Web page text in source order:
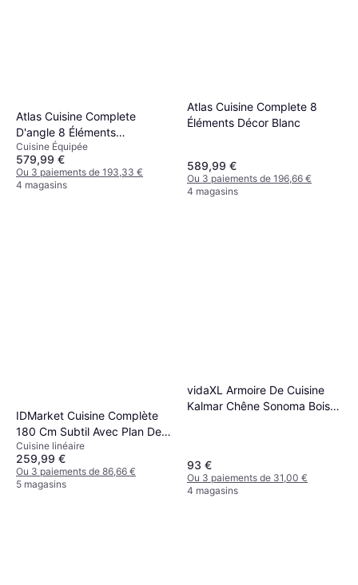
Atlas Cuisine Complete
D'angle 8 Éléments
Reversible Droit Gauche -
Blanc
Cuisine Équipée
579,99 €
Ou 3 paiements de 193,33 €
4 magasins
Atlas Cuisine Complete 8
Éléments Décor Blanc
589,99 €
Ou 3 paiements de 196,66 €
4 magasins
IDMarket Cuisine Complète
180 Cm Subtil Avec Plan De
Travail Bois Et Blanc
Cuisine linéaire
259,99 €
Ou 3 paiements de 86,66 €
5 magasins
vidaXL Armoire De Cuisine
Kalmar Chêne Sonoma Bois
93 €
Ou 3 paiements de 31,00 €
4 magasins